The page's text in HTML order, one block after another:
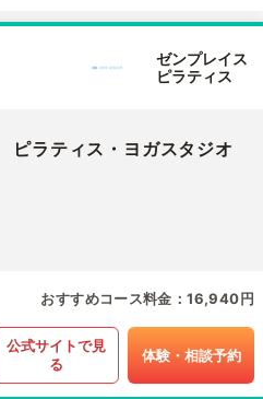
ゼンプレイス
ピラティス
ピラティス・ヨガスタジオ
おすすめコース料金 16,940円
公式サイトで見
る
体験・相談予約